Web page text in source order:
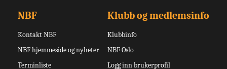
NBF
Kontakt NBF
NBF hjemmeside og nyheter
Terminliste
Klubb og medlemsinfo
Klubbinfo
NBF Oslo
Logg inn brukerprofil